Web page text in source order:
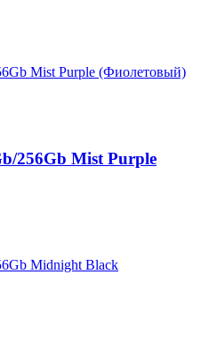
256Gb Mist Purple